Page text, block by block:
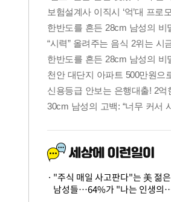
"주식 매일 사고판다"는 美 젊은
남성들…64%가 "나는 인생의